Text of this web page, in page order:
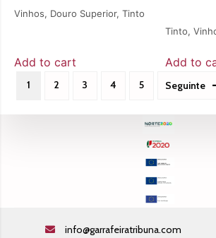
Vinhos, Douro Superior, Tinto
Add to cart
Tinto,
Add to
1 2 3 4 5 Seguinte
info@garrafeiratribuna.com